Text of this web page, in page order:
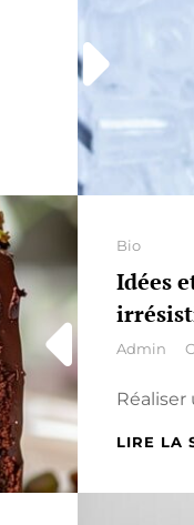
Categories
Bio
Idées
By
Admin
LIRE LA